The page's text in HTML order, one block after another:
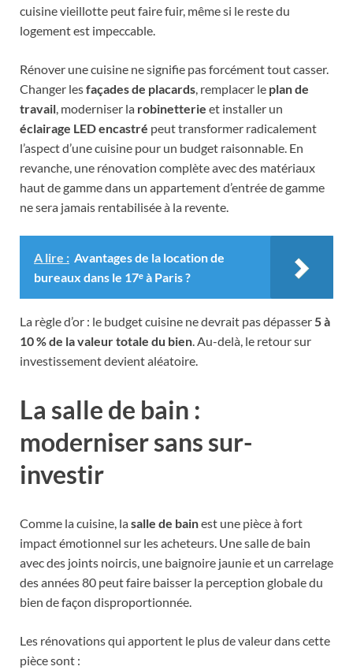
cuisine vieillotte peut faire fuir, même si le reste du
logement est impeccable.
Rénover une cuisine ne signifie pas forcément tout casser.
Changer lesfaçades de placards, remplacer le plan de
travail, moderniser la robinetterie et installer un
éclairage LED encastré peut transformer radicalement
l’aspect d’une cuisine pour un budget raisonnable. En
revanche, une rénovation complète avec des matériaux
haut de gamme dans un appartement d’entrée de gamme
ne sera jamais rentabilisée à la revente.
A lire : Avantages de la location de
bureaux dans le 17ᵉ à Paris ?
La règle d’or : le budget cuisine ne devrait pas dépasser5 à
10 % de la valeur totale du bien. Au-delà, le retour sur
investissement devient aléatoire.
La salle de bain :
moderniser sans sur-
investir
Comme la cuisine, lasalle de bainest une pièce à fort
impact émotionnel sur les acheteurs. Une salle de bain
avec des joints noircis, une baignoire jaunie et un carrelage
des années 80 peut faire baisser la perception globale du
bien de façon disproportionnée.
Les rénovations qui apportent le plus de valeur dans cette
pièce sont :